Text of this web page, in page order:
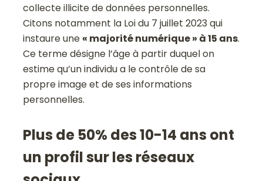
collecte illicite de données personnelles.
Citons notamment la Loi du 7 juillet 2023 qui
instaure une « majorité numérique » à 15 ans.
Ce terme désigne l’âge à partir duquel on
estime qu’un individu a le contrôle de sa
propre image et de ses informations
personnelles.
Plus de 50% des 10-14 ans ont
un profil sur les réseaux